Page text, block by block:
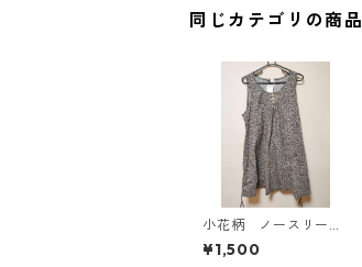
同じカテゴリの商品
小花柄 ノースリーブ
ワンピース ４Ｌ ブ
ラック KAE-4819
¥1,500